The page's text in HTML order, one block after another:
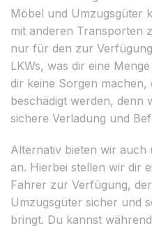
Möbel und Umzugsgüter
mit anderen Transporten
nur für den zur
LKWs, was dir eine
dir keine Sorgen machen,
beschädigt werden, denn
sichere Verladung und
Alternativ bieten wir auch
an. Hierbei stellen wir dir
Fahrer zur Verfügung,
Umzugsgüter sicher und
bringt. Du kannst